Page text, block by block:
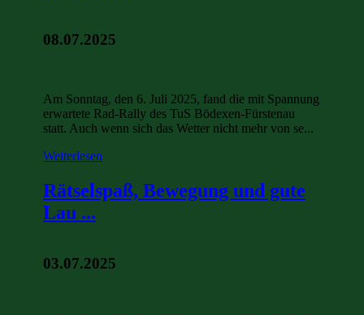
08.07.2025
Am Sonntag, den 6. Juli 2025, fand die mit Spannung
erwartete Rad-Rally des TuS Bödexen-Fürstenau
statt. Auch wenn sich das Wetter nicht mehr von se...
Weiterlesen
Rätselspaß, Bewegung und gute
Lau ...
03.07.2025